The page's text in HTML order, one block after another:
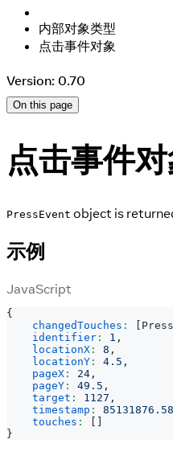
内部对象类型
点击事件对象
Version: 0.70
On this page
点击事件
PressEvent object is
示例
JavaScript
{
changedTouches :
identifier : 1 ,
locationX : 8 ,
locationY : 4.5 ,
pageX : 24 ,
pageY : 49.5 ,
target : 1127 ,
timestamp :
touches :
}